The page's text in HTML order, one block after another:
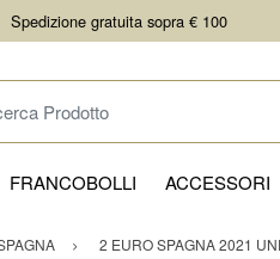
Spedizione gratuita sopra € 100
Prodotto
FRANCOBOLLI ACCESSORI
2 EURO SPAGNA 2021